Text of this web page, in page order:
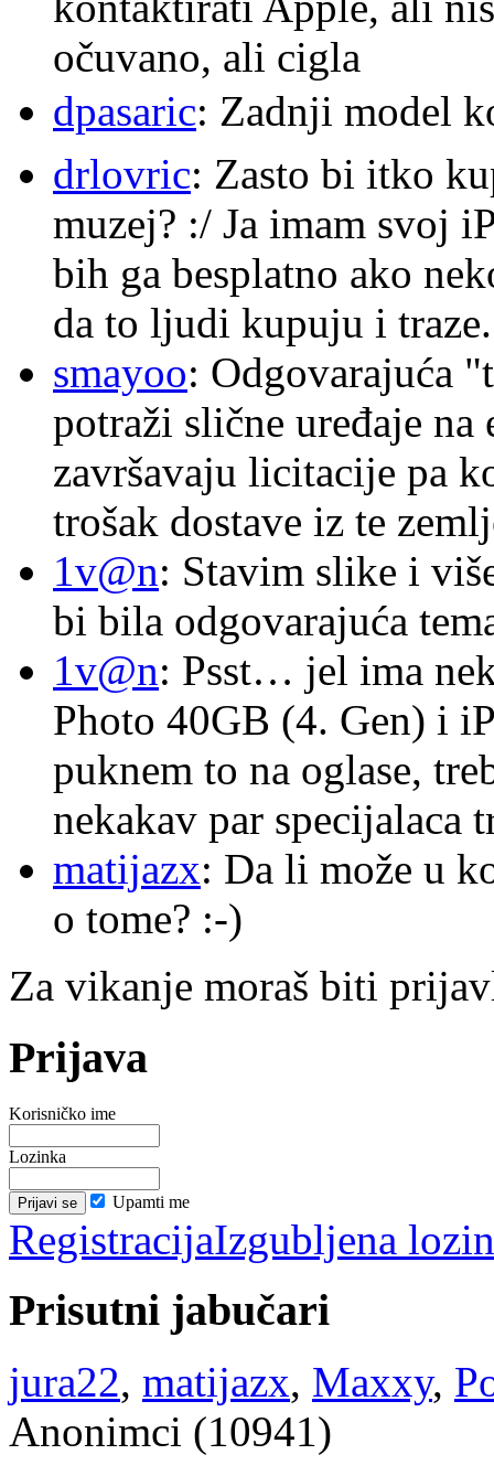
očuvano, ali cigla
dpasaric: Zadnji model
drlovric: Zasto bi itko
muzej? :/ Ja imam svoj
bih ga besplatno ako
da to ljudi kupuju i traze.
smayoo: Odgovarajuća
potraži slične uređaje
završavaju licitacije pa
trošak dostave iz te
1v@n: Stavim slike i
bi bila odgovarajuća
1v@n: Psst… jel ima
Photo 40GB (4. Gen) i
puknem to na oglase,
nekakav par
matijazx: Da li može u
o tome? :-)
Za vikanje moraš biti
Prijava
Korisničko ime
Lozinka
Upamti me
RegistracijaIzgubljena
Prisutni jabučari
jura22, matijazx, Maxxy,
Anonimci (10941)